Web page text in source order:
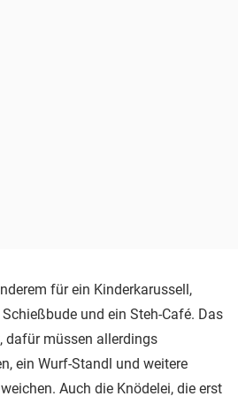
für ein Kinderkarussell,
und ein Steh-Café. Das
dafür müssen allerdings
ein Wurf-Standl und weitere
Auch die Knödelei, die erst